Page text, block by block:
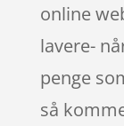
online
lavere-
penge
så